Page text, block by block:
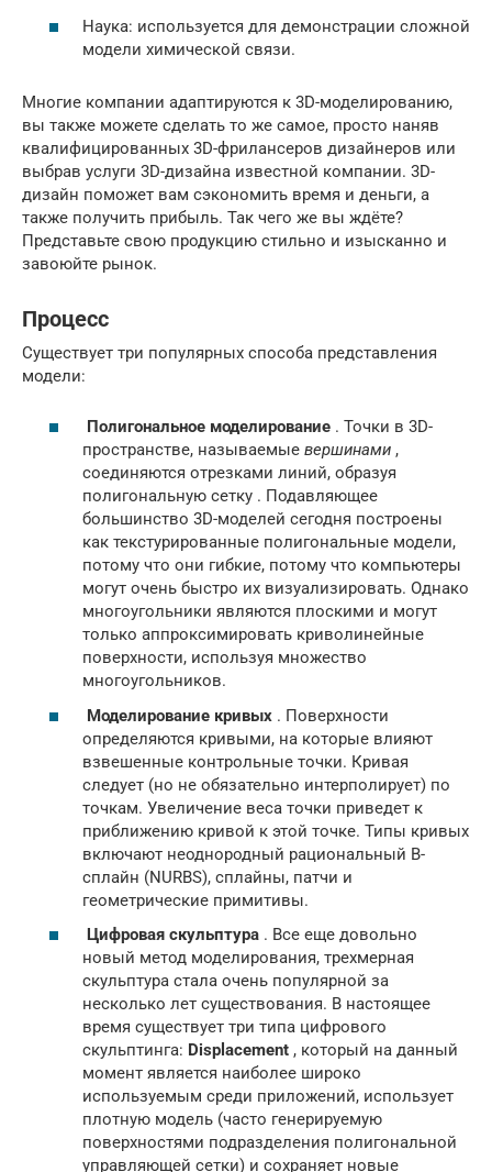
Наука: используется для демонстрации сложной
модели химической связи.
Многие компании адаптируются к 3D-моделированию,
вы также можете сделать то же самое, просто наняв
квалифицированных 3D-фрилансеров дизайнеров или
выбрав услуги 3D-дизайна известной компании. 3D-
дизайн поможет вам сэкономить время и деньги, а
также получить прибыль. Так чего же вы ждёте?
Представьте свою продукцию стильно и изысканно и
завоюйте рынок.
Процесс
Существует три популярных способа представления
модели:
Полигональное моделирование . Точки в 3D-
пространстве, называемые вершинами ,
соединяются отрезками линий, образуя
полигональную сетку . Подавляющее
большинство 3D-моделей сегодня построены
как текстурированные полигональные модели,
потому что они гибкие, потому что компьютеры
могут очень быстро их визуализировать. Однако
многоугольники являются плоскими и могут
только аппроксимировать криволинейные
поверхности, используя множество
многоугольников.
Моделирование кривых . Поверхности
определяются кривыми, на которые влияют
взвешенные контрольные точки. Кривая
следует (но не обязательно интерполирует) по
точкам. Увеличение веса точки приведет к
приближению кривой к этой точке. Типы кривых
включают неоднородный рациональный B-
сплайн (NURBS), сплайны, патчи и
геометрические примитивы.
Цифровая скульптура . Все еще довольно
новый метод моделирования, трехмерная
скульптура стала очень популярной за
несколько лет существования. В настоящее
время существует три типа цифрового
скульптинга: Displacement , который на данный
момент является наиболее широко
используемым среди приложений, использует
плотную модель (часто генерируемую
поверхностями подразделения полигональной
управляющей сетки) и сохраняет новые